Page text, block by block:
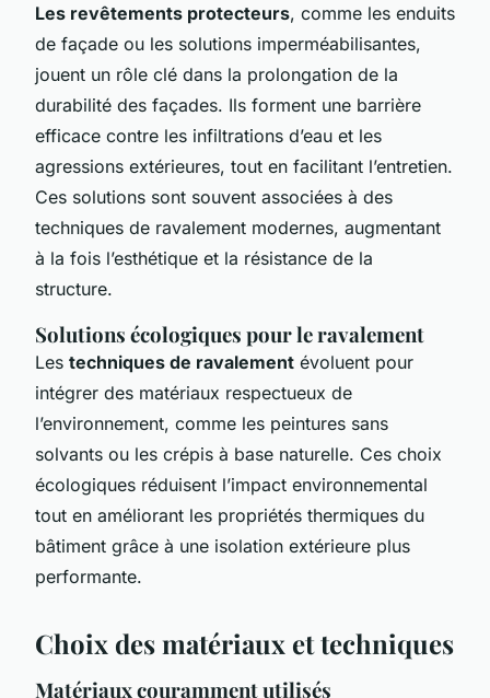
Les revêtements protecteurs, comme les enduits
de façade ou les solutions imperméabilisantes,
jouent un rôle clé dans la prolongation de la
durabilité des façades. Ils forment une barrière
efficace contre les infiltrations d’eau et les
agressions extérieures, tout en facilitant l’entretien.
Ces solutions sont souvent associées à des
techniques de ravalement modernes, augmentant
à la fois l’esthétique et la résistance de la
structure.
Solutions écologiques pour le ravalement
Les techniques de ravalement évoluent pour
intégrer des matériaux respectueux de
l’environnement, comme les peintures sans
solvants ou les crépis à base naturelle. Ces choix
écologiques réduisent l’impact environnemental
tout en améliorant les propriétés thermiques du
bâtiment grâce à une isolation extérieure plus
performante.
Choix des matériaux et techniques
Matériaux couramment utilisés